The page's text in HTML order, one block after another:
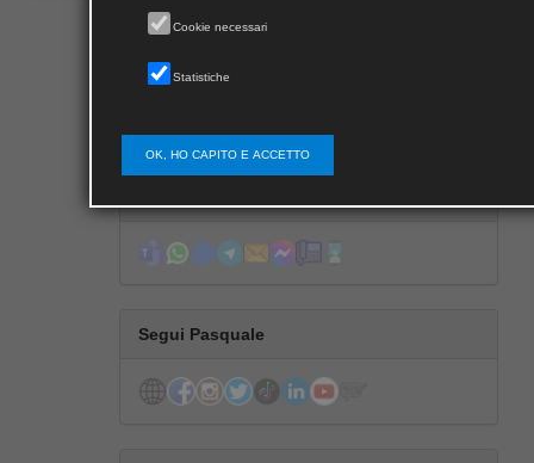
Il generale Pasquale Preziosa è Capo di Stato
Maggiore dell’Aeronautica Militare.
Biografia di Pasquale Preziosa su Wikipedia
Segui Pasquale
Cookie necessari
Statistiche
OK, HO CAPITO E ACCETTO